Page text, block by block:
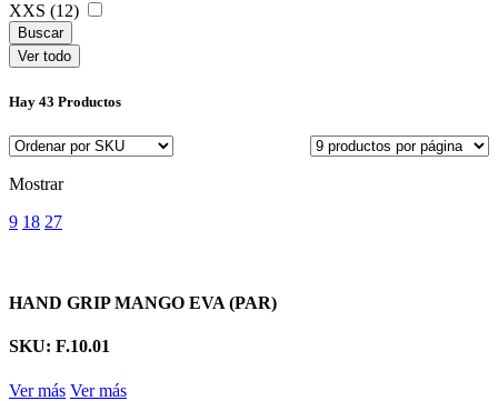
XXS (12)
Ver todo
Hay 43 Productos
Mostrar
9 18 27
HAND GRIP MANGO EVA (PAR)
SKU: F.10.01
Ver más Ver más